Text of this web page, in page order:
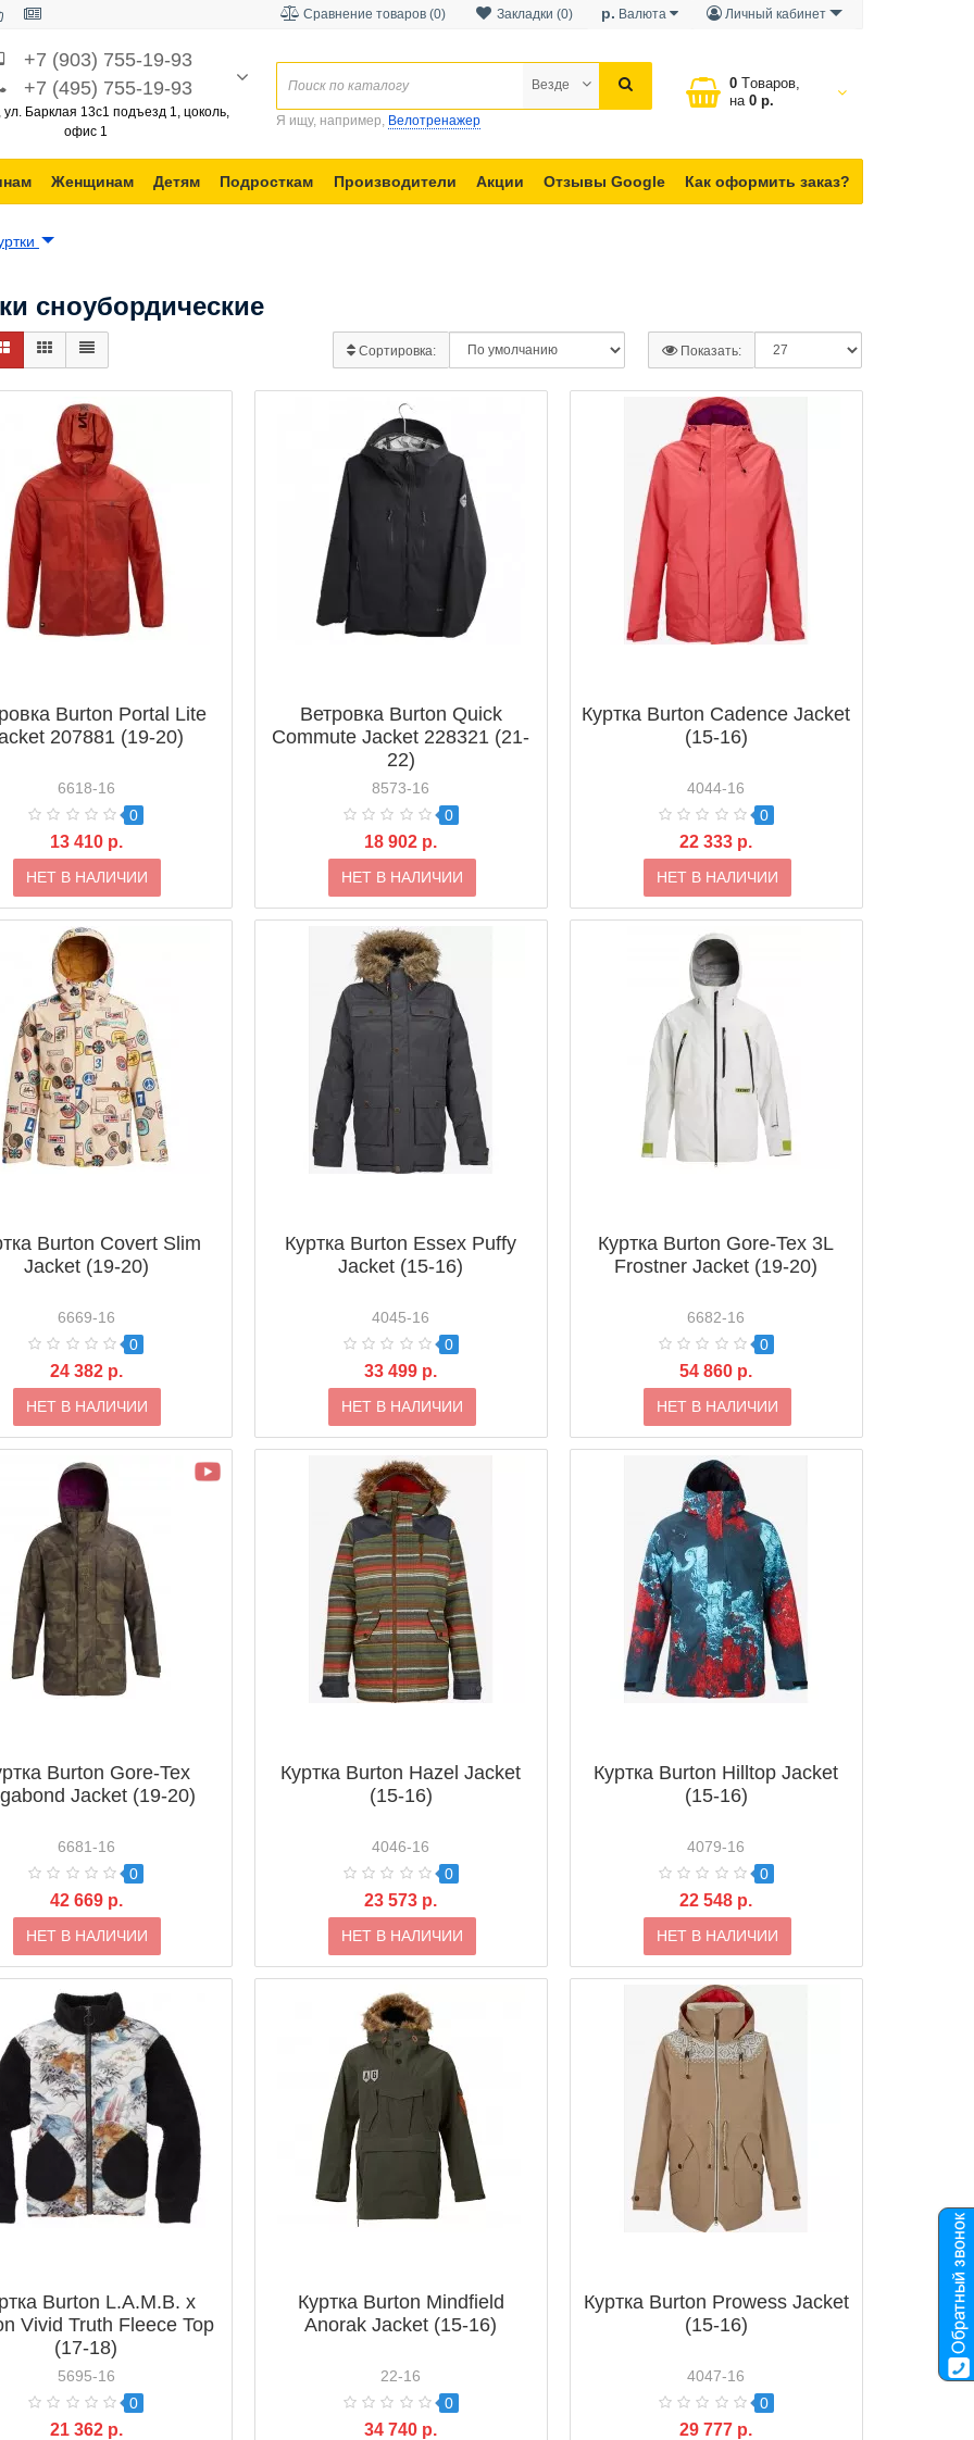
Личный кабинет
р. Валюта
Закладки (0)
Сравнение товаров (0)
+7 (903) 755-19-93
+7 (495) 755-19-93
ул. Барклая 13с1 подъезд 1, цоколь,
офис 1
0 Tоваров,
на
0 р.
Везде
Я ищу, например, Велотренажер
Женщинам Детям Подросткам Производители Акции Отзывы Google Как оформить заказ?
сноубордические
Сортировка: Показать:
Burton Portal Lite
207881 (19-20)
6618-16
0
13 410 р.
НЕТ В НАЛИЧИИ
Ветровка Burton Quick
Commute Jacket 228321 (21-
22)
8573-16
0
18 902 р.
НЕТ В НАЛИЧИИ
Куртка Burton Cadence Jacket
(15-16)
4044-16
0
22 333 р.
НЕТ В НАЛИЧИИ
Burton Covert Slim
Jacket (19-20)
6669-16
0
24 382 р.
НЕТ В НАЛИЧИИ
Куртка Burton Essex Puffy
Jacket (15-16)
4045-16
0
33 499 р.
НЕТ В НАЛИЧИИ
Куртка Burton Gore-Tex 3L
Frostner Jacket (19-20)
6682-16
0
54 860 р.
НЕТ В НАЛИЧИИ
Burton Gore-Tex
Jacket (19-20)
6681-16
0
42 669 р.
НЕТ В НАЛИЧИИ
Куртка Burton Hazel Jacket
(15-16)
4046-16
0
23 573 р.
НЕТ В НАЛИЧИИ
Куртка Burton Hilltop Jacket
(15-16)
4079-16
0
22 548 р.
НЕТ В НАЛИЧИИ
Burton L.A.M.B. x
Vivid Truth Fleece Top
(17-18)
5695-16
0
21 362 р.
Куртка Burton Mindfield
Anorak Jacket (15-16)
22-16
0
34 740 р.
Куртка Burton Prowess Jacket
(15-16)
4047-16
0
29 777 р.